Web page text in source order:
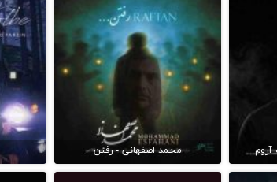
محمد اصفهانی - رفتن